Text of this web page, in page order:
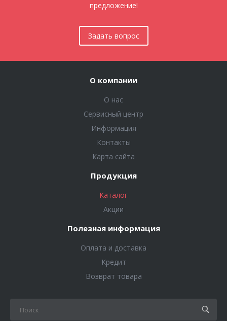
предложение!
Задать вопрос
О компании
О нас
Сервисный центр
Информация
Контакты
Карта сайта
Продукция
Каталог
Акции
Полезная информация
Оплата и доставка
Кредит
Возврат товара